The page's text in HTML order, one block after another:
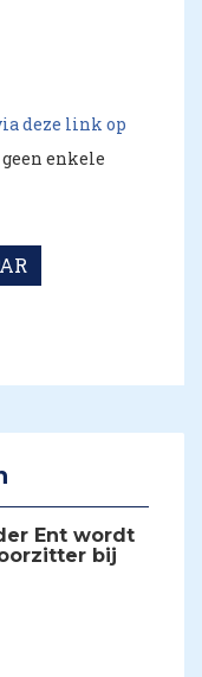
deze link op
enkele
Ent wordt
bij